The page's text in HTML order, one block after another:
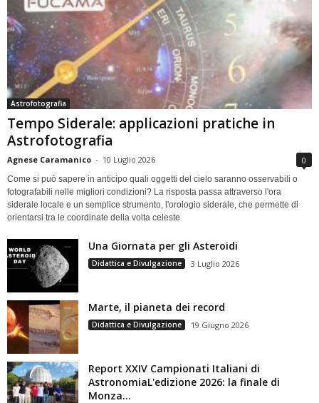
Astrofotografia
Tempo Siderale: applicazioni pratiche in
Astrofotografia
Agnese Caramanico - 10 Luglio 2026 0
Come si può sapere in anticipo quali oggetti del cielo saranno osservabili o
fotografabili nelle migliori condizioni? La risposta passa attraverso l'ora
siderale locale e un semplice strumento, l'orologio siderale, che permette di
orientarsi tra le coordinate della volta celeste
Una Giornata per gli Asteroidi
Didattica e Divulgazione 3 Luglio 2026
Marte, il pianeta dei record
Didattica e Divulgazione 19 Giugno 2026
Report XXIV Campionati Italiani di
AstronomiaL'edizione 2026: la finale di
Monza...